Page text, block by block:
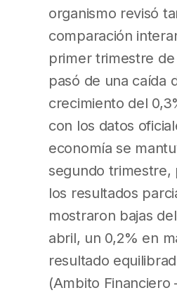
organismo revisó
comparación
primer trimestre de
pasó de una caída
crecimiento del
con los datos
economía se
segundo trimestre,
los resultados
mostraron bajas
abril, un 0,2% en
resultado
(Ambito Financiero